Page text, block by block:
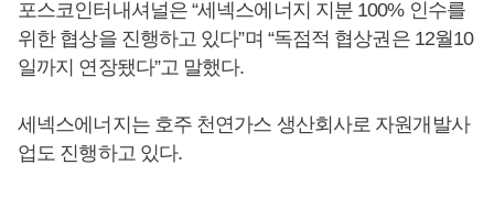
포스코인터내셔널은 “세넥스에너지 지분 100% 인수를
위한 협상을 진행하고 있다”며 “독점적 협상권은 12월10
일까지 연장됐다”고 말했다.
세넥스에너지는 호주 천연가스 생산회사로 자원개발사
업도 진행하고 있다.